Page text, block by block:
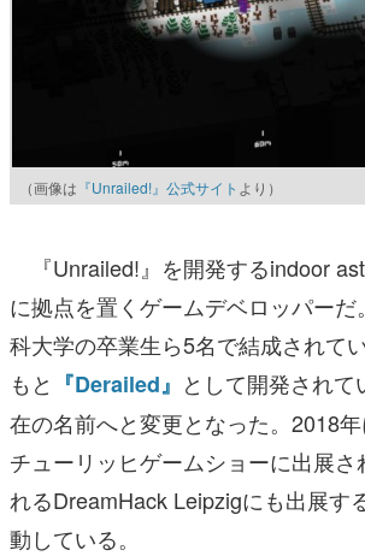
（画像は 『Unrailed!』公式サイト より）
『Unrailed!』を開発するindoor
に拠点を置くゲームデベロッパーだ
科大学の卒業生ら5名で結成されて
もと 『Derailed』 として開発され
在の名前へと変更となった。2018
チューリッヒゲームショーに出展
れるDreamHack Leipzigにも出展す
動している。